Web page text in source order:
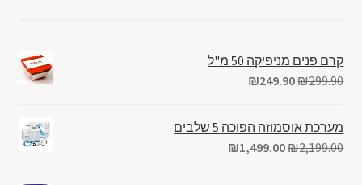
קרם פנים מניפיקה 50 מ"ל
₪299.90
₪249.90
מערכת אוסמוזה הפוכה 5 שלבים
₪2,199.00
₪1,499.00